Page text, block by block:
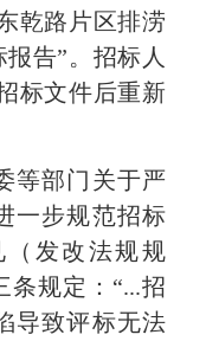
乾路片区排涝
告”。招标人
标文件后重新
部门关于严
一步规范招标
发改法规规
条规定：“...招
导致评标无法